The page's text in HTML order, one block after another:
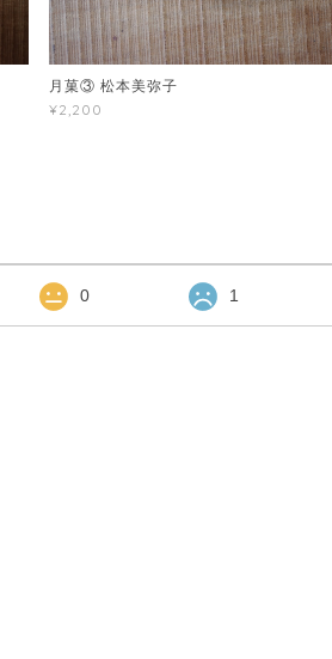
月菓③ 松本美弥子
¥2,200
0 1